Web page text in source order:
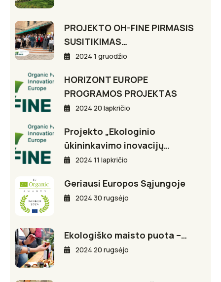
PROJEKTO OH-FINE PIRMASIS
SUSITIKIMAS…
2024 1 gruodžio
HORIZONT EUROPE
PROGRAMOS PROJEKTAS
2024 20 lapkričio
Projekto „Ekologinio
ūkininkavimo inovacijų…
2024 11 lapkričio
Geriausi Europos Sąjungoje
2024 30 rugsėjo
Ekologiško maisto puota –…
2024 20 rugsėjo